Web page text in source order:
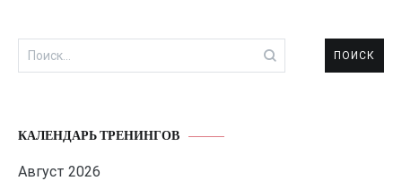
Найти:
КАЛЕНДАРЬ ТРЕНИНГОВ
Август 2026